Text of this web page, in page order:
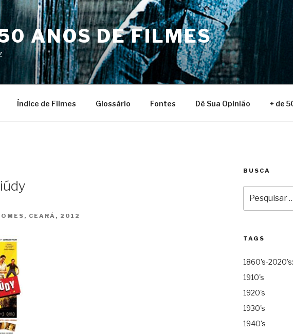
ANOS DE FILMES
Índice de Filmes Glossário Fontes Dê Sua Opinião + de
CEARÁ, 2012
BUSCA
por:
TAGS
1860's-
1910's
1920's
1930's
1940's